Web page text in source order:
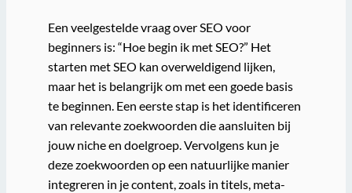
Een veelgestelde vraag over SEO voor
beginners is: “Hoe begin ik met SEO?” Het
starten met SEO kan overweldigend lijken,
maar het is belangrijk om met een goede basis
te beginnen. Een eerste stap is het identificeren
van relevante zoekwoorden die aansluiten bij
jouw niche en doelgroep. Vervolgens kun je
deze zoekwoorden op een natuurlijke manier
integreren in je content, zoals in titels, meta-